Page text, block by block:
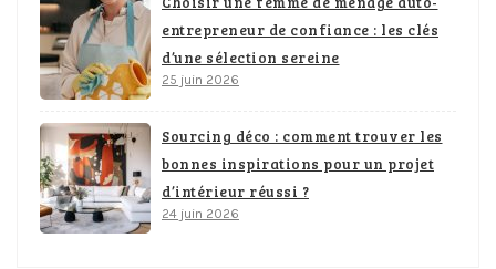
entrepreneur de confiance : les clés
d’une sélection sereine
25 juin 2026
Sourcing déco : comment trouver les
bonnes inspirations pour un projet
d’intérieur réussi ?
24 juin 2026